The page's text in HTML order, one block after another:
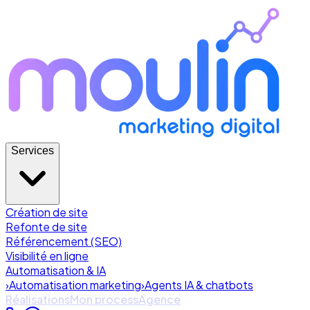
Services
Création de site
Refonte de site
Référencement (SEO)
Visibilité en ligne
Automatisation & IA
›Automatisation marketing›Agents IA & chatbots
RéalisationsMon processAgence